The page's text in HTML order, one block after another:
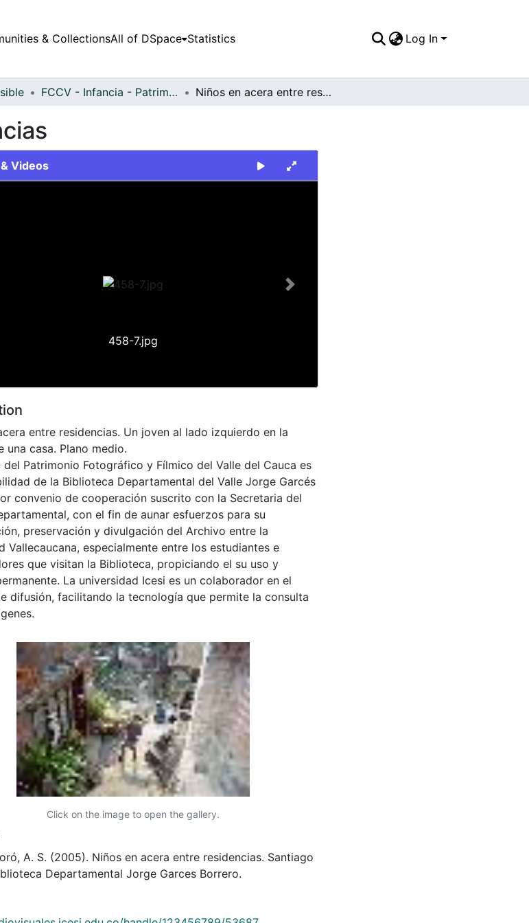
& CollectionsAll of DSpace Statistics Log In
FCCV - Infancia - Patrimonial Niños en acera entre residencias
Videos
458-7.jpg
Next
entre residencias. Un joven al lado izquierdo en la
una casa. Plano medio.
del Patrimonio Fotográfico y Fílmico del Valle del Cauca es
de la Biblioteca Departamental del Valle Jorge Garcés
convenio de cooperación suscrito con la Secretaria del
con el fin de aunar esfuerzos para su
preservación y divulgación del Archivo entre la
Vallecaucana, especialmente entre los estudiantes e
que visitan la Biblioteca, propiciando el su uso y
La universidad Icesi es un colaborador en el
difusión, facilitando la tecnología que permite la consulta
Click on the image to open the gallery.
A. S. (2005). Niños en acera entre residencias. Santiago
Departamental Jorge Garces Borrero.